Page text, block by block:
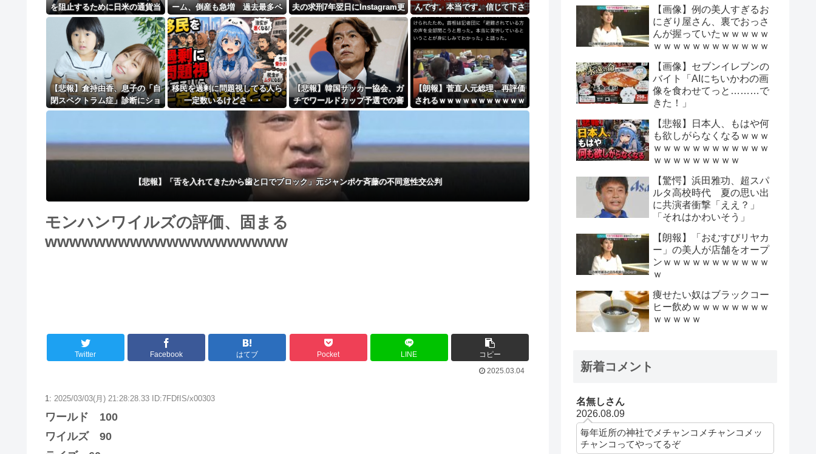
更新中止のお知らせ
海外「おめでとうタキ！」リヴァプール南野がバースデーゴール！！
Powered by livedoor 相互RSS
を阻止するために日米の通貨当
局が実施した為替介入は｢一時
しのぎに過ぎない｣との認識を
示す
ーム、倒産も急増 過去最多ペ
ースで推移 「当たれば一攫千
金」過去の時代に
夫の求刑7年翌日にInstagram更
新「楽しすぎた」
んです。本当です。信じて下さ
い」 ←何でこの主張が通らな
いの？
【悲報】倉持由香、息子の「自
閉スペクトラム症」診断にショ
ックで涙… 見逃していた乳幼児
移民を過剰に問題視してる人ら
一定数いるけどさ・・・
【悲報】韓国サッカー協会、ガ
チでワールドカップ予選での審
判への性接待がバレ大炎上大騒
ぎにｗｗｗｗｗｗｗｗ
【朗報】菅直人元総理、再評価
されるｗｗｗｗｗｗｗｗｗｗｗ
ｗｗｗｗｗｗｗ
【悲報】「舌を入れてきたから歯と口でブロック」元ジャンポケ斉藤の不同意性交公判
モンハンワイルズの評価、固まる
wwwwwwwwwwwwwwwwwwww
Twitter Facebook はてブ Pocket LINE
コピー
2025.03.04
1: 2025/03/03(月) 21:28:28.33 ID:7FDfIS/x00303
ワールド 100
ワイルズ 90
【画像】例の美人すぎるお
にぎり屋さん、裏でおっさ
んが握っていたｗｗｗｗｗ
ｗｗｗｗｗｗｗｗｗｗｗｗ
【画像】セブンイレブンの
バイト「AIにちいかわの画
像を食わせてっと………で
きた！」
【悲報】日本人、もはや何
も欲しがらなくなるｗｗｗ
ｗｗｗｗｗｗｗｗｗｗｗｗ
ｗｗｗｗｗｗｗｗｗ
【驚愕】浜田雅功、超スパ
ルタ高校時代 夏の思い出
に共演者衝撃「ええ？」
「それはかわいそう」
【朗報】「おむすびリヤカ
ー」の美人が店舗をオープ
ンｗｗｗｗｗｗｗｗｗｗｗ
ｗ
痩せたい奴はブラックコー
ヒー飲めｗｗｗｗｗｗｗｗ
ｗｗｗｗｗ
新着コメント
名無しさん
2026.08.09
毎年近所の神社でメチャンコメチャンコメッ
チャンコってやってるぞ